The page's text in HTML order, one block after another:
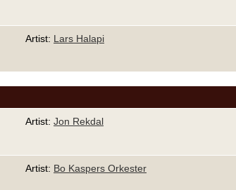
Artist: Lars Halapi
Artist: Jon Rekdal
Artist: Bo Kaspers Orkester